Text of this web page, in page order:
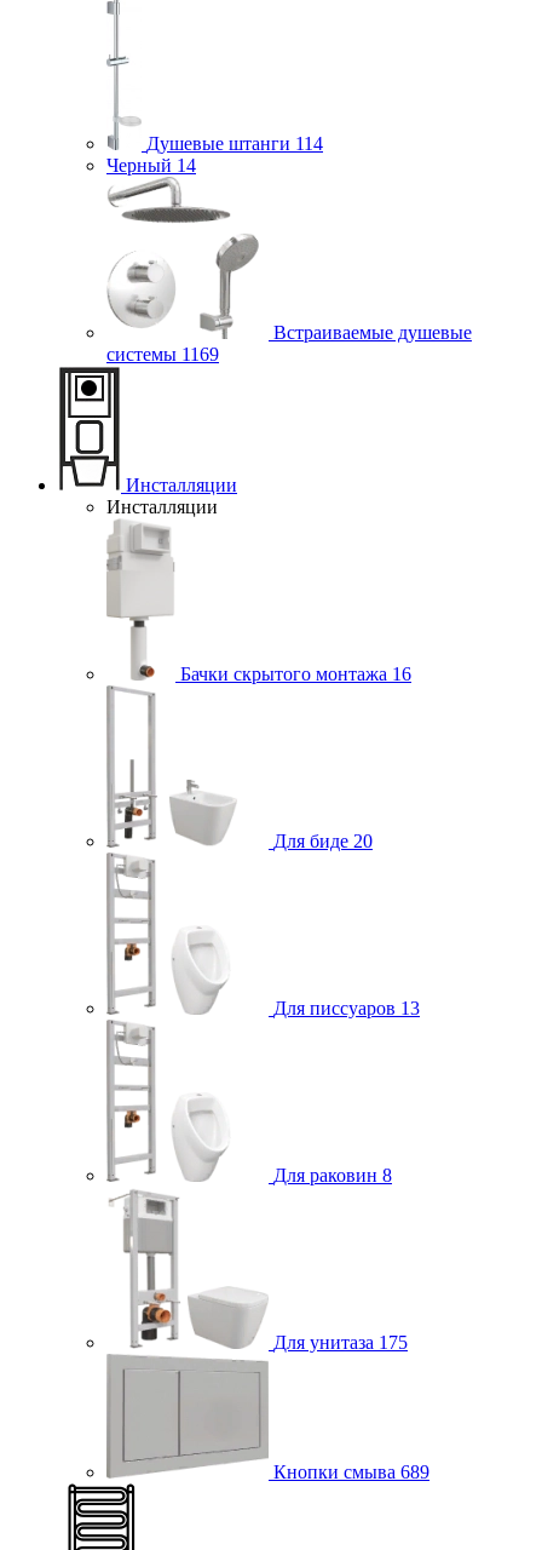
Душевые штанги 114
Черный 14
Встраиваемые душевые
системы 1169
Инсталляции
Инсталляции
Бачки скрытого монтажа 16
Для биде 20
Для писсуаров 13
Для раковин 8
Для унитаза 175
Кнопки смыва 689